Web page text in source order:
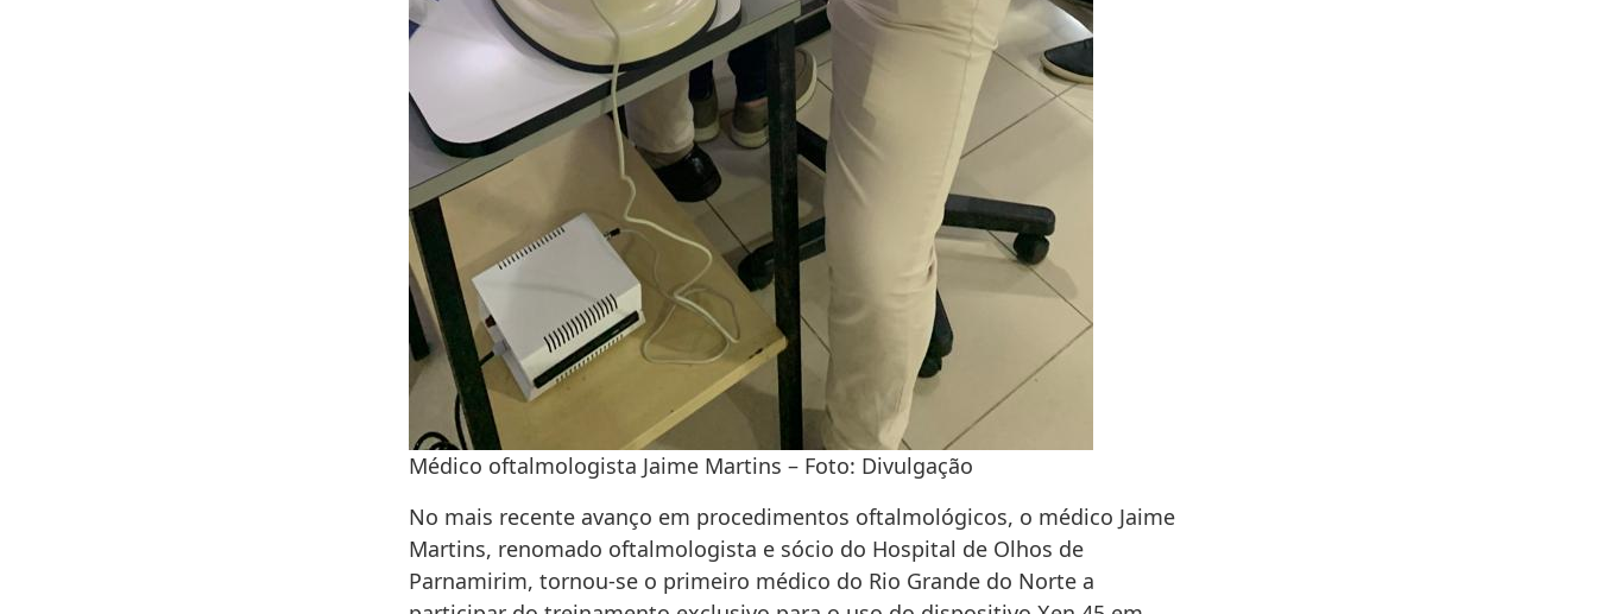
Médico oftalmologista Jaime Martins – Foto: Divulgação
No mais recente avanço em procedimentos oftalmológicos, o médico Jaime
Martins, renomado oftalmologista e sócio do Hospital de Olhos de
Parnamirim, tornou-se o primeiro médico do Rio Grande do Norte a